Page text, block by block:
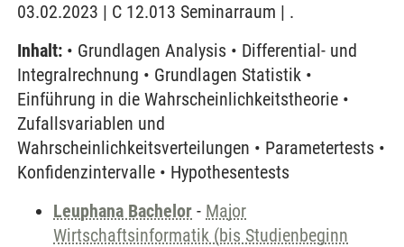
03.02.2023 | C 12.013 Seminarraum | .
Inhalt: • Grundlagen Analysis • Differential- und
Integralrechnung • Grundlagen Statistik •
Einführung in die Wahrscheinlichkeitstheorie •
Zufallsvariablen und
Wahrscheinlichkeitsverteilungen • Parametertests •
Konfidenzintervalle • Hypothesentests
Leuphana Bachelor - Major
Wirtschaftsinformatik (bis Studienbeginn